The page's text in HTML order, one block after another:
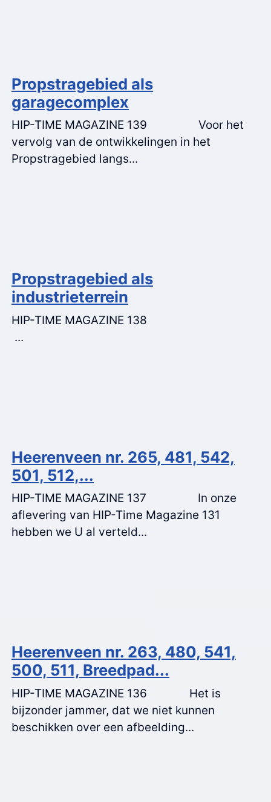
Propstragebied als
garagecomplex
HIP-TIME MAGAZINE 139 Voor het
vervolg van de ontwikkelingen in het
Propstragebied langs...
Propstragebied als
industrieterrein
HIP-TIME MAGAZINE 138
...
Heerenveen nr. 265, 481, 542,
501, 512,...
HIP-TIME MAGAZINE 137 In onze
aflevering van HIP-Time Magazine 131
hebben we U al verteld...
Heerenveen nr. 263, 480, 541,
500, 511, Breedpad...
HIP-TIME MAGAZINE 136 Het is
bijzonder jammer, dat we niet kunnen
beschikken over een afbeelding...